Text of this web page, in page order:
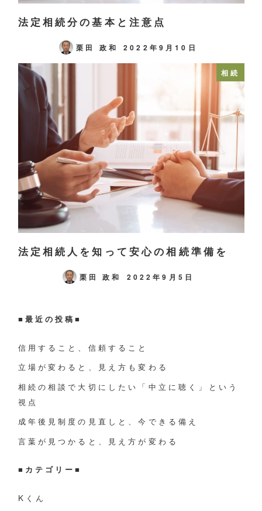
法定相続分の基本と注意点
栗田 政和 2022年9月10日
相続
法定相続人を知って安心の相続準備を
栗田 政和 2022年9月5日
■最近の投稿■
信用すること、信頼すること
立場が変わると、見え方も変わる
相続の相談で大切にしたい「中立に聴く」という
視点
成年後見制度の見直しと、今できる備え
言葉が見つかると、見え方が変わる
■ カテゴリー■
Kくん